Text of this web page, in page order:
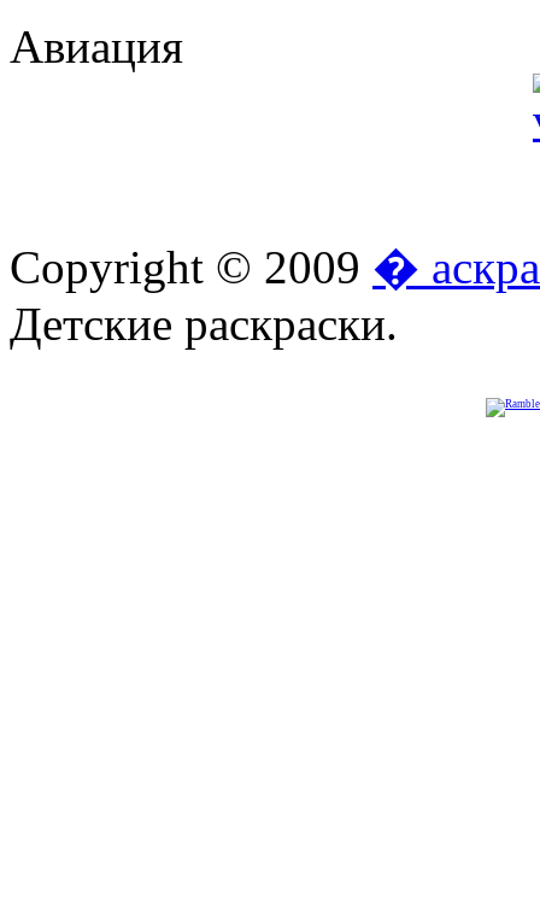
Авиация
Copyright © 2009 �
Детские раскраски.